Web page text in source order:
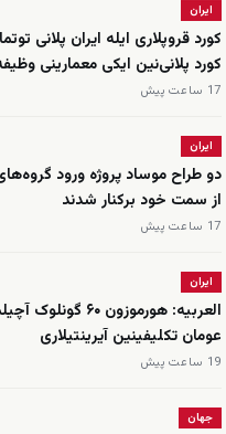
ایران
کورد قروپلاری ایله ایران پلانی
کورد پلانی‌نین ایکی معمارینی
17 ساعت پیش
ایران
دو طراح موساد پروژه ورود
از سمت خود برکنار شدند
17 ساعت پیش
ایران
العربیه: هورموزون
عومان تکلیفینین آیرینتیلاری
19 ساعت پیش
جهان